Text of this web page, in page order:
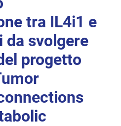
tra IL4i1 e
da svolgere
progetto